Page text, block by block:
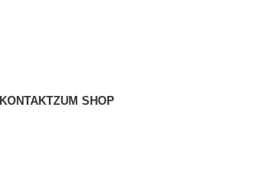
KONTAKTZUM SHOP